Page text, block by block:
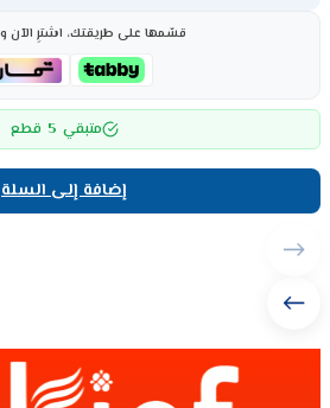
قسّمها على طريقتك، اشترِ الآن
متبقي 5 قطع
إضافة إلى السلة